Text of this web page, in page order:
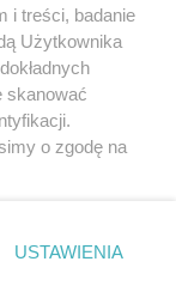
KONTAKT
i kultura
wydarzeń
miasta
i treści, badanie
Użytkownika
skanować
o zgodę na
. Niektóre
USTAWIENIA